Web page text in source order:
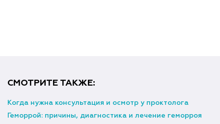
СМОТРИТЕ ТАКЖЕ:
Когда нужна консультация и осмотр у проктолога
Геморрой: причины, диагностика и лечение геморроя